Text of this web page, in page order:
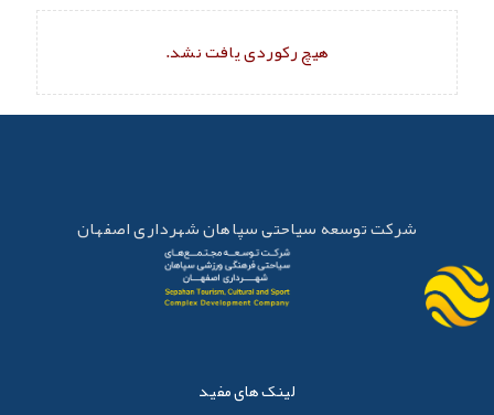
هیچ رکوردی یافت نشد.
شرکت توسعه سیاحتی سپاهان شهرداری اصفهان
لینک های مفید